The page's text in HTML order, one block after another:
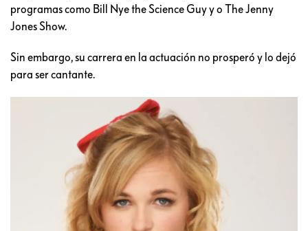
programas como Bill Nye the Science Guy y o The Jenny
Jones Show.
Sin embargo, su carrera en la actuación no prosperó y lo dejó
para ser cantante.